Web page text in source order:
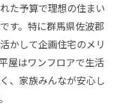
た予算で理想の住まい
す。特に群馬県佐波郡
かして企画住宅のメリ
屋はワンフロアで生活
、家族みんなが安心し